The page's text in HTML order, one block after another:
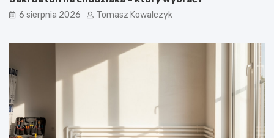
6 sierpnia 2026 Tomasz Kowalczyk